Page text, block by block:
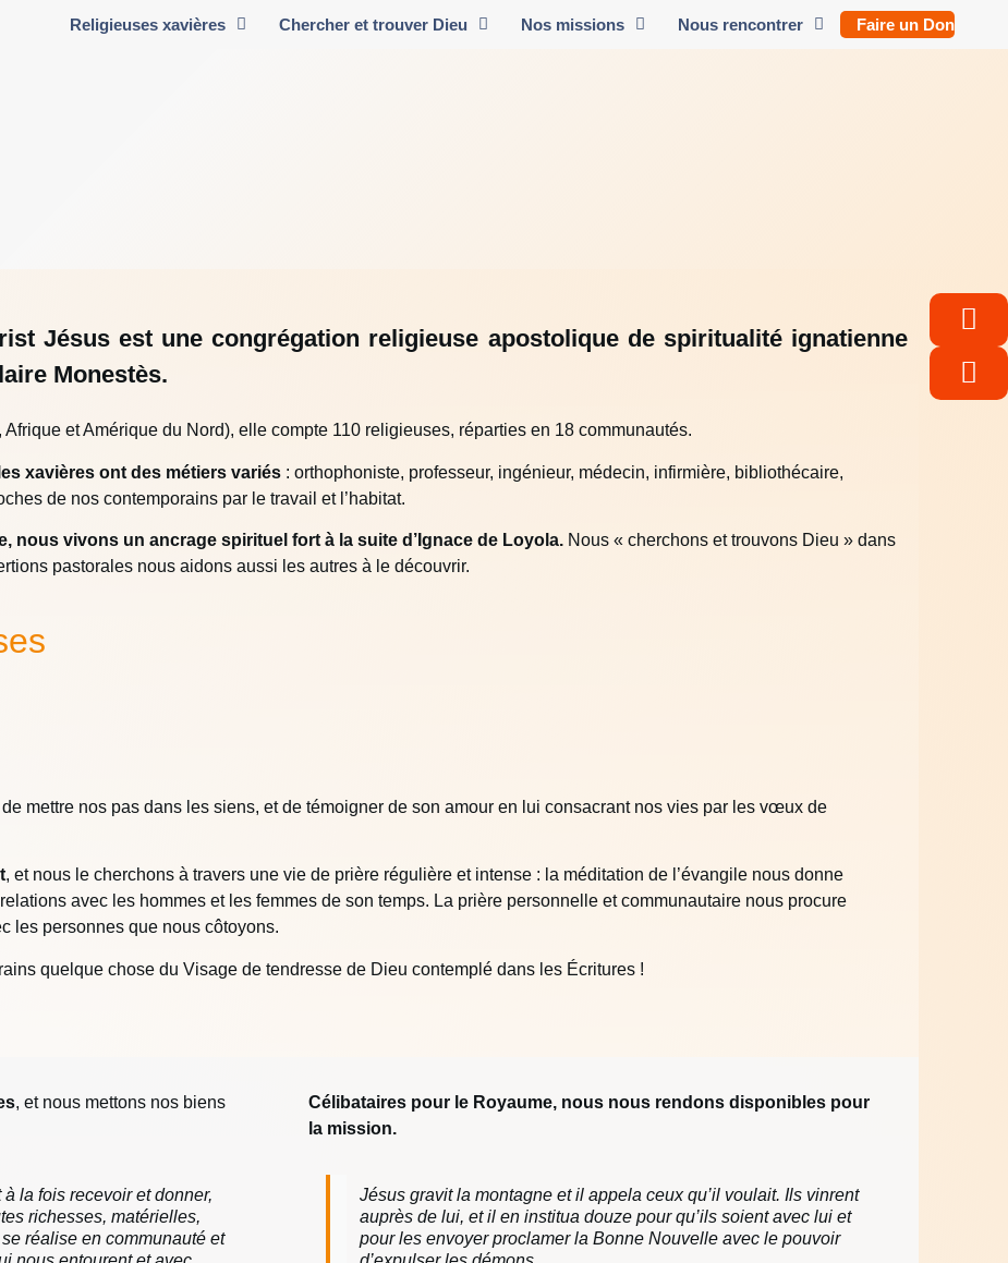
Religieuses xavières Chercher et trouver Dieu Nos missions Nous rencontrer Faire un Don
Jésus est une congrégation religieuse apostolique de spiritualité ignatienne
Monestès.
et Amérique du Nord), elle compte 110 religieuses, réparties en 18 communautés.
xavières ont des métiers variés : orthophoniste, professeur, ingénieur, médecin, infirmière, bibliothécaire,
de nos contemporains par le travail et l’habitat.
nous vivons un ancrage spirituel fort à la suite d’Ignace de Loyola. Nous « cherchons et trouvons Dieu » dans
pastorales nous aidons aussi les autres à le découvrir.
mettre nos pas dans les siens, et de témoigner de son amour en lui consacrant nos vies par les vœux de
, et nous le cherchons à travers une vie de prière régulière et intense : la méditation de l’évangile nous donne
avec les hommes et les femmes de son temps. La prière personnelle et communautaire nous procure
les personnes que nous côtoyons.
quelque chose du Visage de tendresse de Dieu contemplé dans les Écritures !
, et nous mettons nos biens
la fois recevoir et donner,
richesses, matérielles,
réalise en communauté et
Célibataires pour le Royaume, nous nous rendons disponibles pour
la mission.
Jésus gravit la montagne et il appela ceux qu’il voulait. Ils vinrent
auprès de lui, et il en institua douze pour qu’ils soient avec lui et
pour les envoyer proclamer la Bonne Nouvelle avec le pouvoir